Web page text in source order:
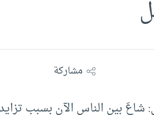
مشاركة
شاعَ بين الناس الآن بسبب